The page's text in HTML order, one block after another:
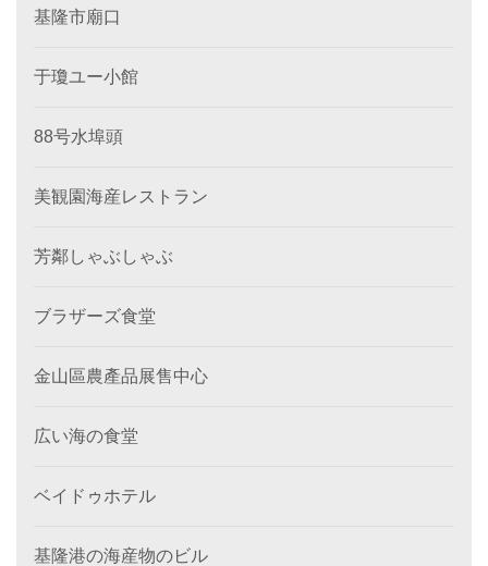
基隆市廟口
于瓊ユー小館
88号水埠頭
美観園海産レストラン
芳鄰しゃぶしゃぶ
ブラザーズ食堂
金山區農產品展售中心
広い海の食堂
ベイドゥホテル
基隆港の海産物のビル